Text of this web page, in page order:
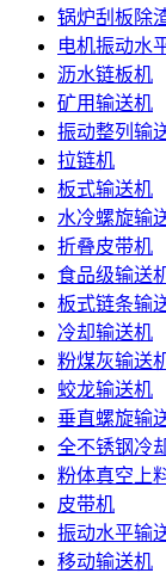
锅炉刮板除
电机振动水
沥水链板机
矿用输送机
振动整列输
拉链机
板式输送机
水冷螺旋输
折叠皮带机
食品级输送
板式链条输
冷却输送机
粉煤灰输送
蛟龙输送机
垂直螺旋输
全不锈钢冷
粉体真空上
皮带机
振动水平输
移动输送机